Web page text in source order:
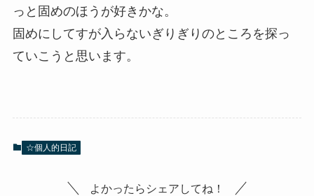
っと固めのほうが好きかな。
固めにしてすが入らないぎりぎりのところを探っ
ていこうと思います。
☆個人的日記
よかったらシェアしてね！